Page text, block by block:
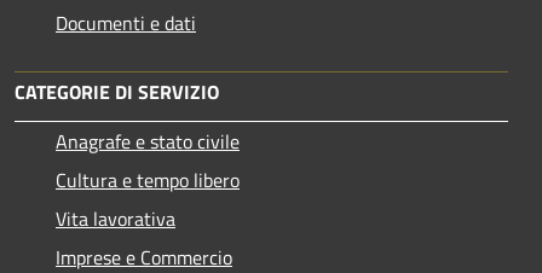
Documenti e dati
CATEGORIE DI SERVIZIO
Anagrafe e stato civile
Cultura e tempo libero
Vita lavorativa
Imprese e Commercio